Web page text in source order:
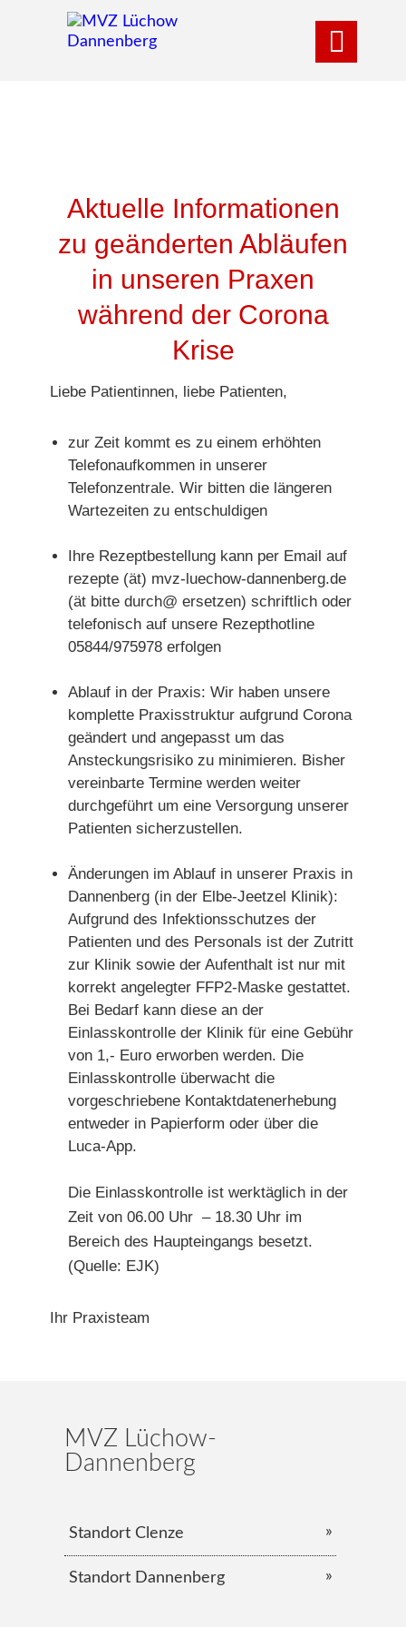

Aktuelle Informationen
zu geänderten Abläufen
in unseren Praxen
während der Corona
Krise
Liebe Patientinnen, liebe Patienten,
zur Zeit kommt es zu einem erhöhten
Telefonaufkommen in unserer
Telefonzentrale. Wir bitten die längeren
Wartezeiten zu entschuldigen
Ihre Rezeptbestellung kann per Email auf
rezepte (ät) mvz-luechow-dannenberg.de
(ät bitte durch@ ersetzen) schriftlich oder
telefonisch auf unsere Rezepthotline
05844/975978 erfolgen
Ablauf in der Praxis: Wir haben unsere
komplette Praxisstruktur aufgrund Corona
geändert und angepasst um das
Ansteckungsrisiko zu minimieren. Bisher
vereinbarte Termine werden weiter
durchgeführt um eine Versorgung unserer
Patienten sicherzustellen.
Änderungen im Ablauf in unserer Praxis in
Dannenberg (in der Elbe-Jeetzel Klinik):
Aufgrund des Infektionsschutzes der
Patienten und des Personals ist der Zutritt
zur Klinik sowie der Aufenthalt ist nur mit
korrekt angelegter FFP2-Maske gestattet.
Bei Bedarf kann diese an der
Einlasskontrolle der Klinik für eine Gebühr
von 1,- Euro erworben werden. Die
Einlasskontrolle überwacht die
vorgeschriebene Kontaktdatenerhebung
entweder in Papierform oder über die
Luca-App.
Die Einlasskontrolle ist werktäglich in der
Zeit von 06.00 Uhr – 18.30 Uhr im
Bereich des Haupteingangs besetzt.
(Quelle: EJK)
Ihr Praxisteam
MVZ Lüchow-
Dannenberg
Standort Clenze
Standort Dannenberg